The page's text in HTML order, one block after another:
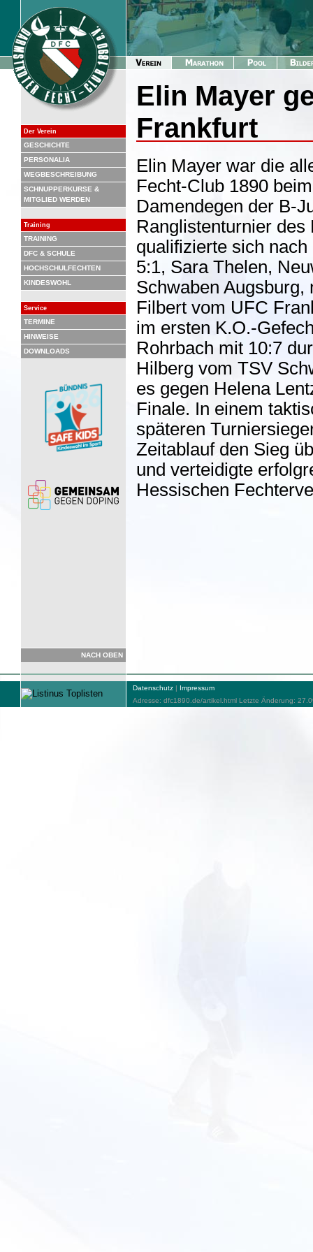
Der Verein
GESCHICHTE
PERSONALIA
WEGBESCHREIBUNG
SCHNUPPERKURSE &
MITGLIED WERDEN
Training
TRAINING
DFC & SCHULE
HOCHSCHULFECHTEN
KINDESWOHL
Service
TERMINE
HINWEISE
DOWNLOADS
Elin Mayer
Frankfurt
Elin Mayer war die
Fecht-Club 1890
Damendegen der B-
Ranglistenturnier
qualifizierte sich
5:1, Sara Thelen,
Schwaben
Filbert vom UFC
im ersten K.O.-
Rohrbach mit 10:7
Hilberg vom TSV
es gegen Helena
Finale. In einem
späteren
Zeitablauf den Sieg
und verteidigte
Hessischen
NACH OBEN
Datenschutz | Impressum
Adresse: dfc1890.de/artikel.html Letzte Änderung: